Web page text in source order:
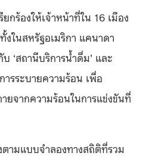
กร้องให้เจ้าหน้าที่ใน 16 เมือง
ในสหรัฐอเมริกา แคนาดา
‘สถานีบริการน้ำดื่ม’ และ
ารระบายความร้อน เพื่อ
ยจากความร้อนในการแข่งขันที่
ามแบบจำลองทางสถิติที่รวม